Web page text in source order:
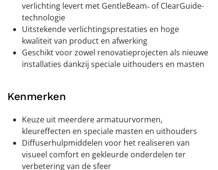
verlichting levert met GentleBeam‑ of ClearGuide-
technologie
Uitstekende verlichtingsprestaties en hoge
kwaliteit van product en afwerking
Geschikt voor zowel renovatieprojecten als nieuwe
installaties dankzij speciale uithouders en masten
Kenmerken
Keuze uit meerdere armatuurvormen,
kleureffecten en speciale masten en uithouders
Diffuserhulpmiddelen voor het realiseren van
visueel comfort en gekleurde onderdelen ter
verbetering van de sfeer